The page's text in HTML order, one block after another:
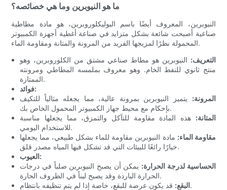
ما هو النيوبرين وما هي خصائصه؟
النيوبرين، المعروف أيضًا باسم البوليكلوروبرين، هو مادة مطاطية
صناعية أصبحت شائعة بشكل متزايد في صناعة أغطية أجهزة الكمبيوتر
المحمولة نظرًا لمزيجها الفريد من المرونة والمتانة ومقاومة الماء.
التعريف: النيوبرين هو مطاط صناعي مشتق من الكلوروبرين، وهو
منتج ثانوي للنفط الخام. وهو معروف بملمسه المطاطي ومرونته
الممتازة.
فوائد:
المرونة: يتميز النيوبرين بمرونة عالية، مما يجعله مثالياً للتكيف
بإحكام مع محيط جهاز الكمبيوتر المحمول الخاص بك.
المتانة: هذه المادة مقاومة للتآكل والتمزق، مما يجعلها مناسبة
للاستخدام اليومي.
مقاومة الماء: مادة النيوبرين مقاومة للماء بشكل طبيعي، مما يجعلها
خيارًا رائعًا للبيئات التي قد تشكل فيها المياه مصدر قلق.
العيوب:
الحساسية لدرجة الحرارة: يمكن أن يصبح النيوبرين صلباً في درجات
الحرارة الباردة وقد يصبح ليناً في الظروف الحارة.
البقع:قد يكون عرضة للبقع، خاصة إذا لم يتم تنظيفه بانتظام.